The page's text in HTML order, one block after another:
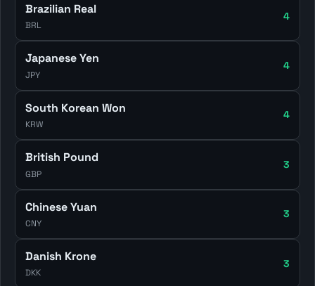
Brazilian Real
BRL
4
Japanese Yen
JPY
4
South Korean Won
KRW
4
British Pound
GBP
3
Chinese Yuan
CNY
3
Danish Krone
DKK
3